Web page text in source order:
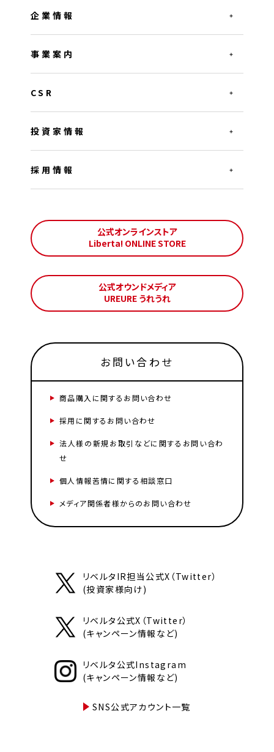
企業情報
事業案内
CSR
投資家情報
採用情報
公式オンラインストア
Liberta! ONLINE STORE
公式オウンドメディア
UREURE うれうれ
お問い合わせ
商品購入に関するお問い合わせ
採用に関するお問い合わせ
法人様の新規お取引などに関するお問い合わ
せ
個人情報苦情に関する相談窓口
メディア関係者様からのお問い合わせ
リベルタIR担当公式X（Twitter）
(投資家様向け)
リベルタ公式X（Twitter）
(キャンペーン情報など)
リベルタ公式Instagram
(キャンペーン情報など)
SNS公式アカウント一覧